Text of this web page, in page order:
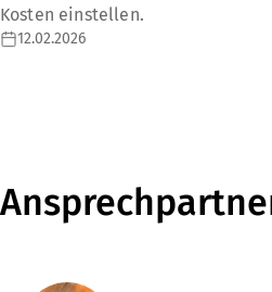
Kosten einstellen.
12.02.2026